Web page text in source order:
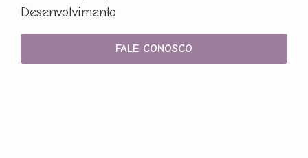
Desenvolvimento
FALE CONOSCO